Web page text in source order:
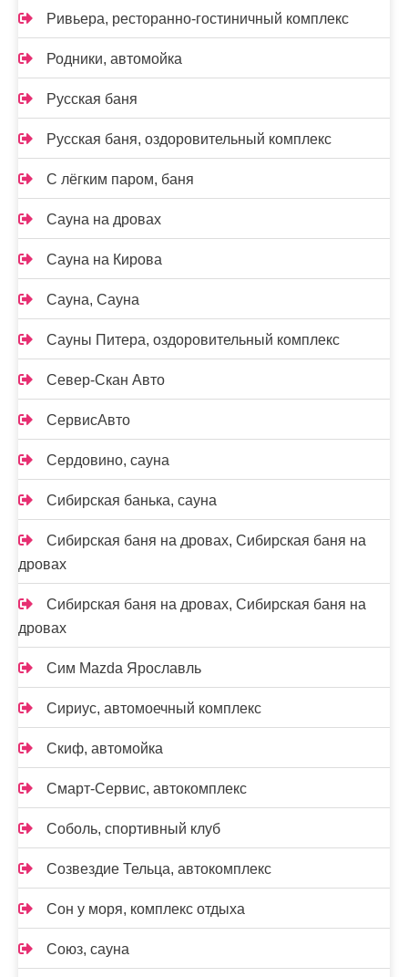
Ривьера, ресторанно-гостиничный комплекс
Родники, автомойка
Русская баня
Русская баня, оздоровительный комплекс
С лёгким паром, баня
Сауна на дровах
Сауна на Кирова
Сауна, Сауна
Сауны Питера, оздоровительный комплекс
Север-Скан Авто
СервисАвто
Сердовино, сауна
Сибирская банька, сауна
Сибирская баня на дровах, Сибирская баня на
дровах
Сибирская баня на дровах, Сибирская баня на
дровах
Сим Mazda Ярославль
Сириус, автомоечный комплекс
Скиф, автомойка
Смарт-Сервис, автокомплекс
Соболь, спортивный клуб
Созвездие Тельца, автокомплекс
Сон у моря, комплекс отдыха
Союз, сауна